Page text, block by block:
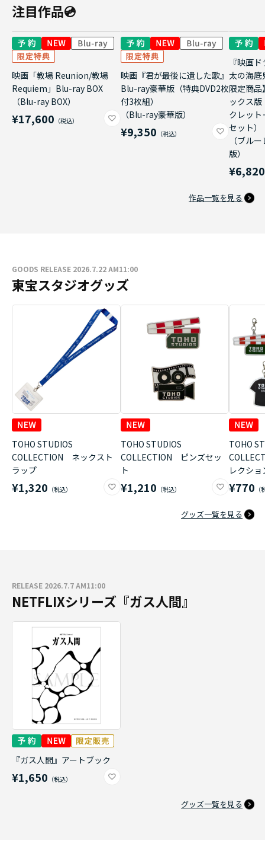
注目作品💿
映画「教場 Reunion/教場
Requiem」Blu-ray BOX
（Blu-ray BOX）
¥17,600
映画『君が最後に遺した歌』
Blu-ray豪華版（特典DVD2枚
付3枚組）
（Blu-ray豪華版）
¥9,350
『映画
太の海底
限定商品
ックス
クレッ
セット）
（ブル
版）
¥6,820
作品一覧を見る
GOODS RELEASE 2026.7.22 AM11:00
東宝スタジオグッズ
TOHO STUDIOS
COLLECTION ネックスト
ラップ
¥1,320
TOHO STUDIOS
COLLECTION ピンズセッ
ト
¥1,210
TOHO
レクシ
¥770
グッズ一覧を見る
RELEASE 2026.7.7 AM11:00
NETFLIXシリーズ『ガス人間』
『ガス人間』アートブック
¥1,650
グッズ一覧を見る